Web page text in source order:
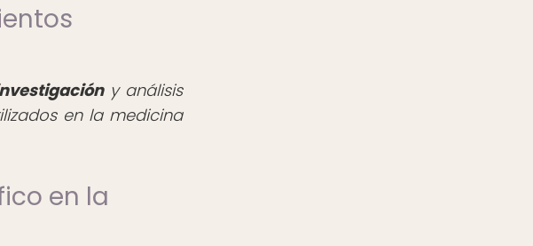
y análisis
en la medicina
en la